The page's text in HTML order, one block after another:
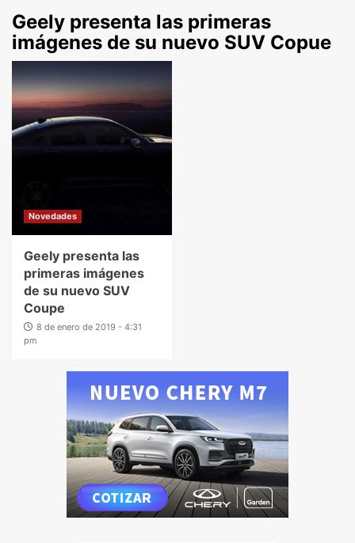
Geely presenta las primeras
imágenes de su nuevo SUV Copue
Novedades
Geely presenta las
primeras imágenes
de su nuevo SUV
Coupe
8 de enero de 2019 - 4:31
pm